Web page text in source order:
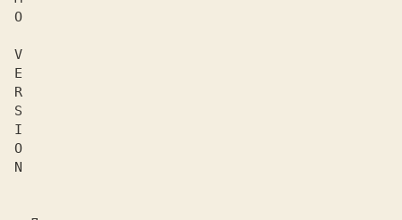
O
V
E
R
S
I
O
N